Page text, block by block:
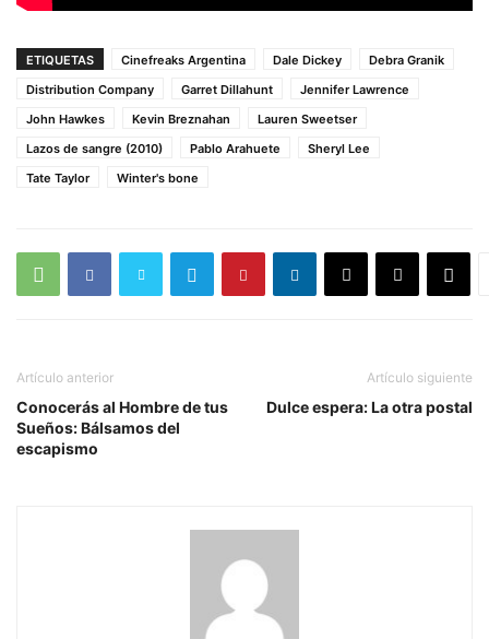
ETIQUETAS Cinefreaks Argentina Dale Dickey
Debra Granik
Distribution Company
Garret Dillahunt
Jennifer Lawrence
John Hawkes
Kevin Breznahan
Lauren Sweetser
Lazos de sangre (2010)
Pablo Arahuete
Sheryl Lee
Tate Taylor
Winter's bone
Artículo anterior
Conocerás al Hombre de tus
Sueños: Bálsamos del
escapismo
Artículo siguiente
Dulce espera: La otra postal